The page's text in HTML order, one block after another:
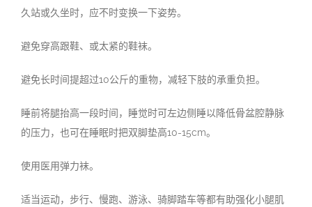
久站或久坐时，应不时变换一下姿势。
避免穿高跟鞋、或太紧的鞋袜。
避免长时间提超过10公斤的重物，减轻下肢的承重负担。
睡前将腿抬高一段时间，睡觉时可左边侧睡以降低骨盆腔静脉
的压力，也可在睡眠时把双脚垫高10-15cm。
使用医用弹力袜。
适当运动，步行、慢跑、游泳、骑脚踏车等都有助强化小腿肌